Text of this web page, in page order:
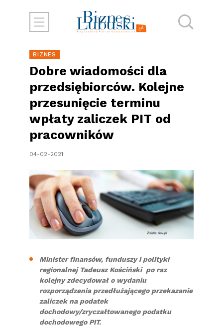
BIZNES
Dobre wiadomości dla
przedsiębiorców. Kolejne
przesunięcie terminu
wpłaty zaliczek PIT od
pracowników
04-02-2021
Minister finansów, funduszy i polityki
regionalnej Tadeusz Kościński po raz
kolejny zdecydował o wydaniu
rozporządzenia przedłużającego przekazanie
zaliczek na podatek
dochodowy/zryczałtowanego podatku
dochodowego PIT.